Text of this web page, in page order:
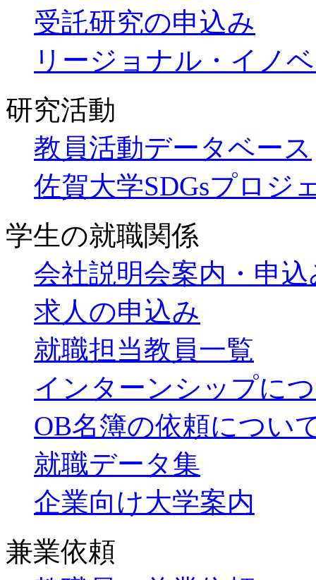
受託研究の申込み
リージョナル・イノ
研究活動
教員活動データベース
佐賀大学SDGsプロジ
学生の就職関係
会社説明会案内・申込
求人の申込み
就職担当教員一覧
インターンシップに
OB名簿の依頼につい
就職データ集
企業向け大学案内
兼業依頼